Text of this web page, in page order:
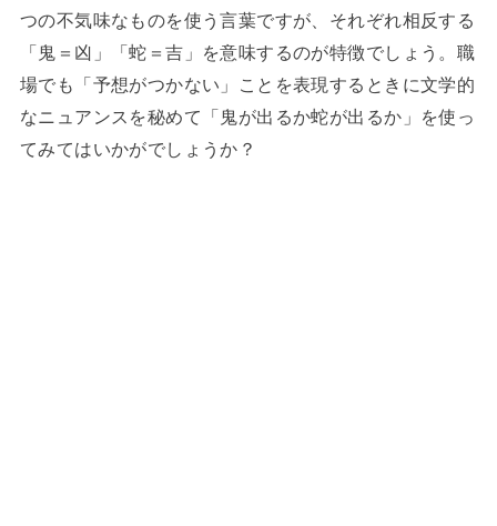
つの不気味なものを使う言葉ですが、それぞれ相反する
「鬼＝凶」「蛇＝吉」を意味するのが特徴でしょう。職
場でも「予想がつかない」ことを表現するときに文学的
なニュアンスを秘めて「鬼が出るか蛇が出るか」を使っ
てみてはいかがでしょうか？